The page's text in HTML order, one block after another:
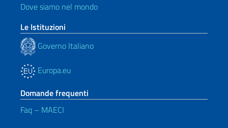
Dove siamo nel mondo
Le Istituzioni
Governo Italiano
Europa.eu
Domande frequenti
Faq – MAECI